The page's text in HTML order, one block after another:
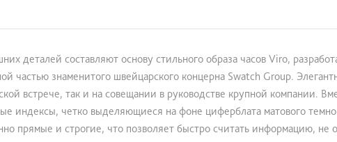
деталей составляют основу стильного образа часов Viro,
частью знаменитого швейцарского концерна Swatch Group.
встрече, так и на совещании в руководстве крупной компании.
индексы, четко выделяющиеся на фоне циферблата матового
прямые и строгие, что позволяет быстро считать информацию, не